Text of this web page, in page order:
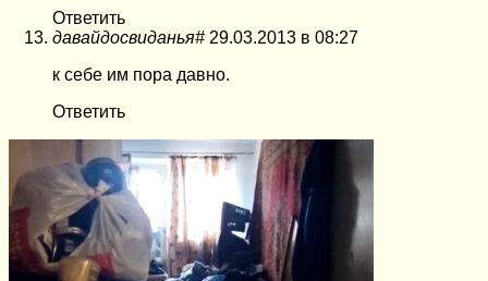
Ответить
давайдосвиданья# 29.03.2013 в 08:27
к себе им пора давно.
Ответить